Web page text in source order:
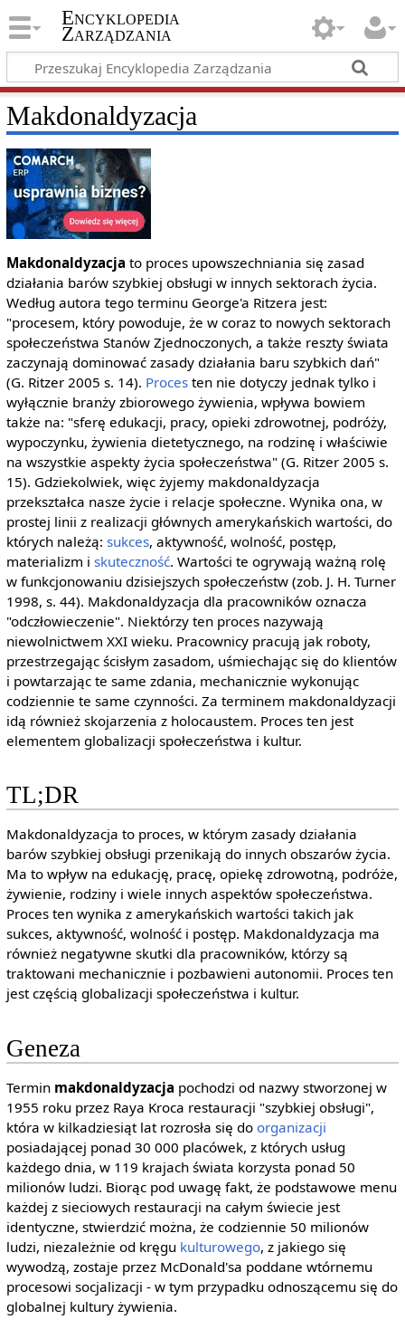
Encyklopedia
Zarządzania
Makdonaldyzacja
Makdonaldyzacja to proces upowszechniania się zasad
działania barów szybkiej obsługi w innych sektorach życia.
Według autora tego terminu George'a Ritzera jest:
"procesem, który powoduje, że w coraz to nowych sektorach
społeczeństwa Stanów Zjednoczonych, a także reszty świata
zaczynają dominować zasady działania baru szybkich dań"
(G. Ritzer 2005 s. 14). Procesten nie dotyczy jednak tylko i
wyłącznie branży zbiorowego żywienia, wpływa bowiem
także na: "sferę edukacji, pracy, opieki zdrowotnej, podróży,
wypoczynku, żywienia dietetycznego, na rodzinę i właściwie
na wszystkie aspekty życia społeczeństwa" (G. Ritzer 2005 s.
15). Gdziekolwiek, więc żyjemy makdonaldyzacja
przekształca nasze życie i relacje społeczne. Wynika ona, w
prostej linii z realizacji głównych amerykańskich wartości, do
których należą: sukces, aktywność, wolność, postęp,
materializm i skuteczność. Wartości te ogrywają ważną rolę
w funkcjonowaniu dzisiejszych społeczeństw (zob. J. H. Turner
1998, s. 44). Makdonaldyzacja dla pracowników oznacza
"odczłowieczenie". Niektórzy ten proces nazywają
niewolnictwem XXI wieku. Pracownicy pracują jak roboty,
przestrzegając ścisłym zasadom, uśmiechając się do klientów
i powtarzając te same zdania, mechanicznie wykonując
codziennie te same czynności. Za terminem makdonaldyzacji
idą również skojarzenia z holocaustem. Proces ten jest
elementem globalizacji społeczeństwa i kultur.
TL;DR
Makdonaldyzacja to proces, w którym zasady działania
barów szybkiej obsługi przenikają do innych obszarów życia.
Ma to wpływ na edukację, pracę, opiekę zdrowotną, podróże,
żywienie, rodziny i wiele innych aspektów społeczeństwa.
Proces ten wynika z amerykańskich wartości takich jak
sukces, aktywność, wolność i postęp. Makdonaldyzacja ma
również negatywne skutki dla pracowników, którzy są
traktowani mechanicznie i pozbawieni autonomii. Proces ten
jest częścią globalizacji społeczeństwa i kultur.
Geneza
Termin makdonaldyzacja pochodzi od nazwy stworzonej w
1955 roku przez Raya Kroca restauracji "szybkiej obsługi",
która w kilkadziesiąt lat rozrosła się do organizacji
posiadającej ponad 30 000 placówek, z których usług
każdego dnia, w 119 krajach świata korzysta ponad 50
milionów ludzi. Biorąc pod uwagę fakt, że podstawowe menu
każdej z sieciowych restauracji na całym świecie jest
identyczne, stwierdzić można, że codziennie 50 milionów
ludzi, niezależnie od kręgu kulturowego, z jakiego się
wywodzą, zostaje przez McDonald'sa poddane wtórnemu
procesowi socjalizacji - w tym przypadku odnoszącemu się do
globalnej kultury żywienia.